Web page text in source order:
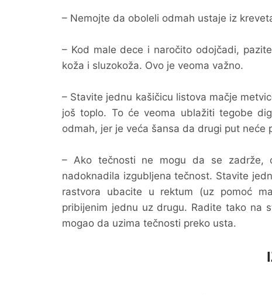
– Nemojte da oboleli odmah ustaje iz
– Kod male dece i naročito odojčadi,
koža i sluzokoža. Ovo je veoma važno.
– Stavite jednu kašičicu listova mačje
još toplo. To će veoma ublažiti tegobe
odmah, jer je veća šansa da drugi put neće
– Ako tečnosti ne mogu da se zadrže,
nadoknadila izgubljena tečnost. Stavite
rastvora ubacite u rektum (uz pomoć
pribijenim jednu uz drugu. Radite tako na
mogao da uzima tečnosti preko usta.